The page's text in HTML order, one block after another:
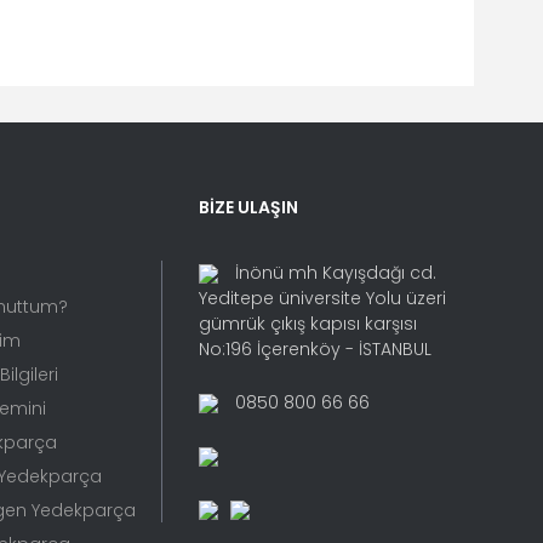
Yedekparça
BİZE ULAŞIN
İnönü mh Kayışdağı cd.
Yeditepe üniversite Yolu üzeri
gümrük çıkış kapısı karşısı
No:196 İçerenköy - İSTANBUL
0850 800 66 66